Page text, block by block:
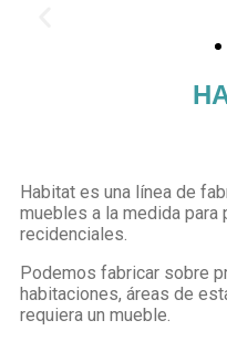
Habitat es una línea de
muebles a la medida
recidenciales.
Podemos fabricar sobre
habitaciones, áreas de
requiera un mueble.